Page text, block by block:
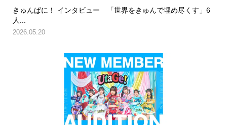
きゅんぱに！ インタビュー 「世界をきゅんで埋め尽くす」6
人...
2026.05.20